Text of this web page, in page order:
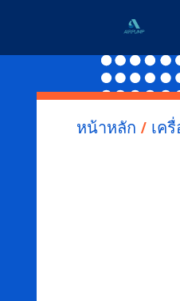
หน้าหลัก / เค